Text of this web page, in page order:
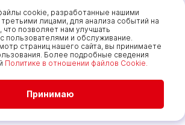
cookie, разработанные нашими
лицами, для анализа событий на
позволяет нам улучшать
пользователями и обслуживание.
страниц нашего сайта, вы принимаете
Более подробные сведения
Политике в отношении файлов Cookie.
Принимаю
«Сахалин рыба»
файлы, чтобы получать
помогает показывать вам
файлы в настройках.
сайтом без изменения
на использование
Всегда рады видеть вас на